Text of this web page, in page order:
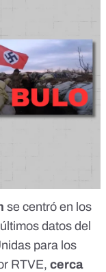
se centró en los
datos del
para los
RTVE, cerca